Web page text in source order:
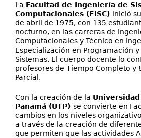
Servicios
La Facultad de Ingeniería de
Computacionales (FISC) inició
de abril de 1975, con 135
nocturno, en las carreras de
Computacionales y Técnico en
Especialización en Programación y
Sistemas. El cuerpo docente lo
profesores de Tiempo Completo y
Parcial.
Con la creación de la
Panamá (UTP) se convierte en
cambios en los niveles
a través de la creación de
que permiten que las actividades